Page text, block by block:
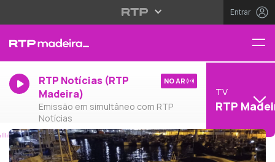
Entrar
RTP Notícias (RTP
Madeira)
Emissão em simultâneo com RTP
Notícias
NO AR
TV
RTP